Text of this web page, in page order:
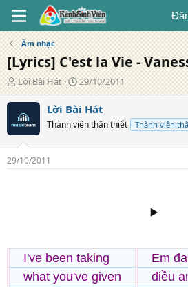
Âm nhạc
[Lyrics] C'est la Vie -
T
á
c
g
i
ả
Lời Bài Hát
N
g
à
y
đ
g
29/10/2011
Lời Bài Hát
Thành viên thân thiết Thành viên
29/10/2011
▶️
I've been taking
what you've given
Em
điều